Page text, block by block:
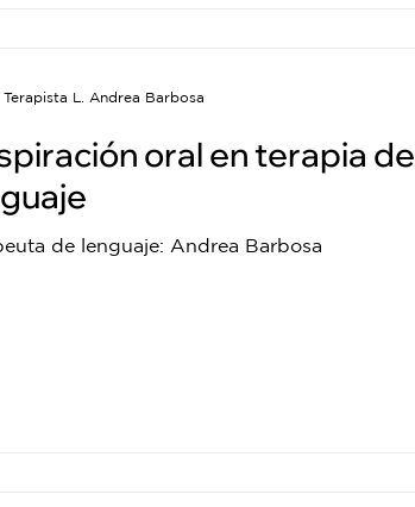
oral en terapia de
de lenguaje: Andrea Barbosa
Terapista L. Andrea Barbosa